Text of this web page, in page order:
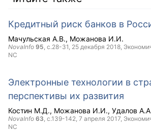
Кредитный риск банков в
Мачульская А.В. Можанова И.И.
NovaInfo 95, с.28-31, 25 декабря 2018,
NC
Электронные технологии в
перспективы их развития
Костин М.Д. Можанова И.И. Удалов
NovaInfo 63, с.139-142, 7 апреля 2017,
NC